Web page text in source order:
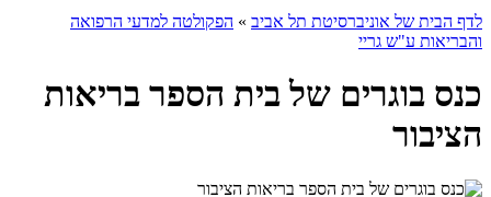
לדף הבית של אוניברסיטת תל אביב » הפקולטה למדעי הרפואה
והבריאות ע"ש גריי
כנס בוגרים של בית הספר בריאות
הציבור